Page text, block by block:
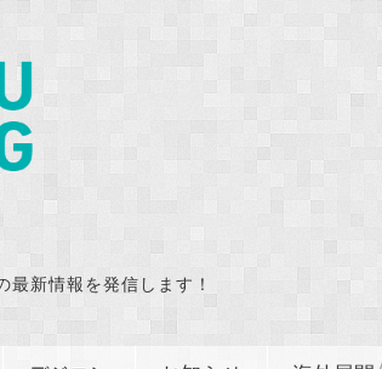
新情報を発信します！